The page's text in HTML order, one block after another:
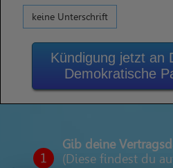
keine Unterschrift
Kündigung jetzt an
Demokratische
1
Gib deine
(Diese findest du